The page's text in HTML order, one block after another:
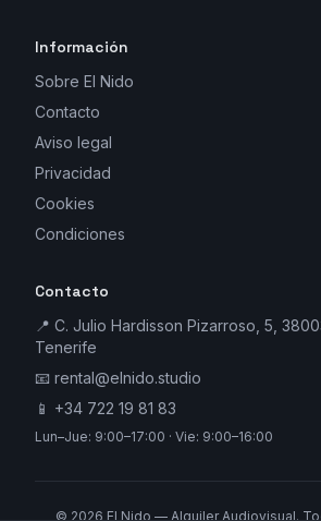
Información
Sobre El Nido
Contacto
Aviso legal
Privacidad
Cookies
Condiciones
Contacto
📍 C. Julio Hardisson Pizarroso, 5,
Tenerife
📧 rental@elnido.studio
📱 +34 722 19 81 83
Lun–Jue: 9:00–17:00 · Vie: 9:00–16:00
© 2026 El Nido — Alquiler Audiovisual.